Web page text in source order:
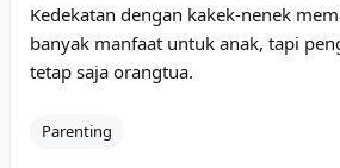
Kedekatan dengan kakek-nenek
banyak manfaat untuk anak, tapi
tetap saja orangtua.
Parenting